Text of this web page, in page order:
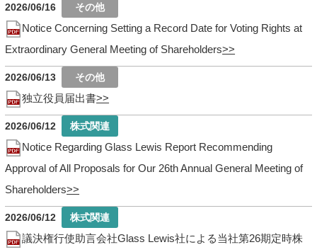
2026/06/16
Notice Concerning Setting a Record Date for Voting Rights at
Extraordinary General Meeting of Shareholders
2026/06/13
独立役員届出書
2026/06/12
Notice Regarding Glass Lewis Report Recommending
Approval of All Proposals for Our 26th Annual General Meeting of
Shareholders
2026/06/12
議決権行使助言会社Glass Lewis社による当社第26期定時株